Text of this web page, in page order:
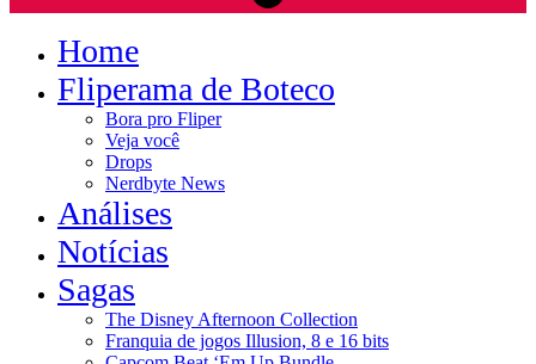
Home
Fliperama de Boteco
Bora pro Fliper
Veja você
Drops
Nerdbyte News
Análises
Notícias
Sagas
The Disney Afternoon Collection
Franquia de jogos Illusion, 8 e 16 bits